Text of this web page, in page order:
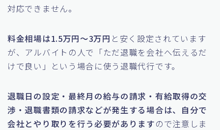
対応できません。
料金相場は1.5万円〜3万円 と安く設定されています
が、アルバイトの人で「ただ退職を会社へ伝えるだ
けで良い」という場合に使う退職代行です。
退職日の設定・最終月の給与の請求・有給取得の交
渉・退職書類の請求などが発生する場合は、自分で
会社とやり取りを行う必要がありますので注意しま